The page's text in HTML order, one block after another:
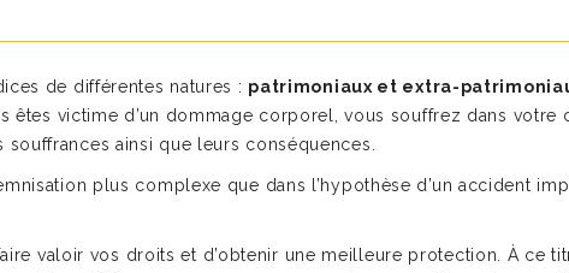
de différentes natures : patrimoniaux et extra-
êtes victime d’un dommage corporel, vous souffrez dans votre
ainsi que leurs conséquences.
plus complexe que dans l’hypothèse d’un accident
valoir vos droits et d’obtenir une meilleure protection. À ce